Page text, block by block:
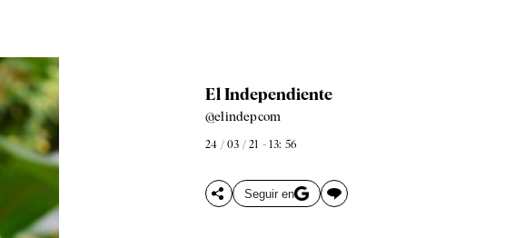
El Independiente
@elindepcom
24 / 03 / 21 - 13: 56
Seguir en